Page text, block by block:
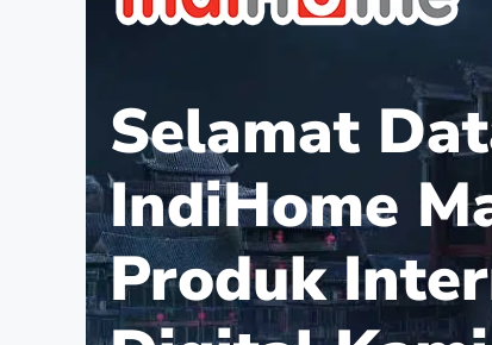
Selamat
IndiHome
Produk